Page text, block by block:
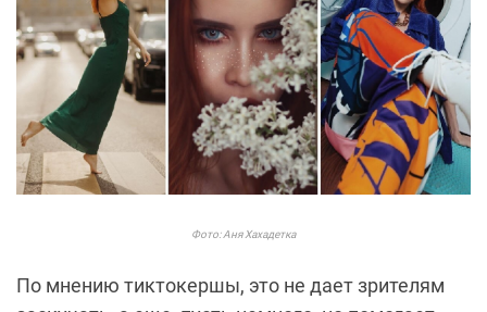
Фото: Аня Хахадетка
По мнению тиктокершы, это не дает зрителям